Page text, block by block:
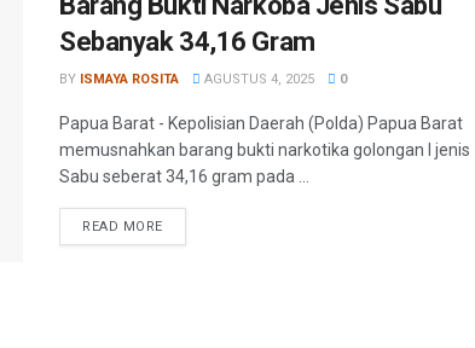
Sebanyak 34,16 Gram
BY ISMAYA ROSITA AGUSTUS 4, 2025 0
Papua Barat - Kepolisian Daerah (Polda) Papua Barat
memusnahkan barang bukti narkotika golongan I jenis
Sabu seberat 34,16 gram pada ...
READ MORE